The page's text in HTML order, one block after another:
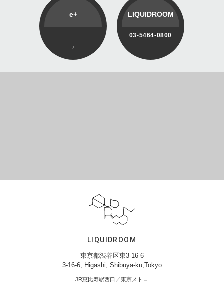
e+ LIQUIDROOM
03-5464-0800
LIQUIDROOM
東京都渋谷区東3-16-6
3-16-6, Higashi, Shibuya-ku,Tokyo
JR恵比寿駅西口／東京メトロ